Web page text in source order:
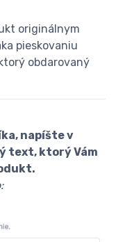
originálnym
pieskovaniu
obdarovaný
napíšte v
text, ktorý Vám